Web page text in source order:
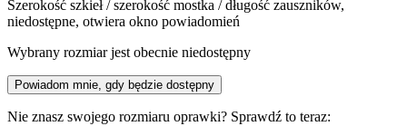
Szerokość szkieł / szerokość mostka / długość zauszników,
niedostępne, otwiera okno powiadomień
Wybrany rozmiar jest obecnie niedostępny
Powiadom mnie, gdy będzie dostępny
Nie znasz swojego rozmiaru oprawki? Sprawdź to teraz: